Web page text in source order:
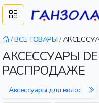
/ВСЕ ТОВАРЫ /
АКСЕССУАРЫ
РАСПРОДАЖЕ
Аксессуары для волос